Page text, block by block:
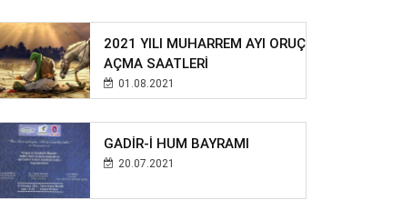
2021 YILI MUHARREM AYI ORUÇ
AÇMA SAATLERİ
01.08.2021
GADİR-İ HUM BAYRAMI
20.07.2021